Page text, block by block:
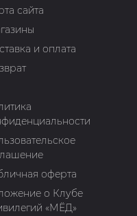
сайта
и оплата
оферта
о Клубе
«МЁД»